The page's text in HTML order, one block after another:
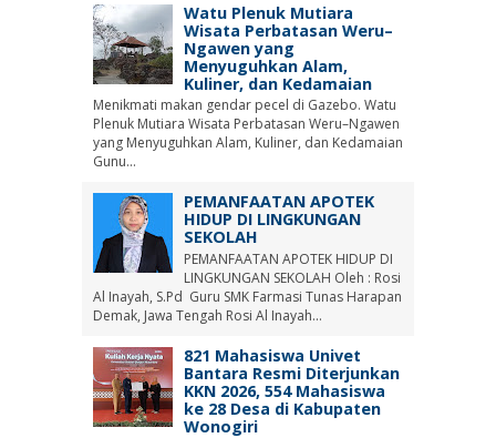
Watu Plenuk Mutiara
Wisata Perbatasan Weru–
Ngawen yang
Menyuguhkan Alam,
Kuliner, dan Kedamaian
Menikmati makan gendar pecel di Gazebo. Watu
Plenuk Mutiara Wisata Perbatasan Weru–Ngawen
yang Menyuguhkan Alam, Kuliner, dan Kedamaian
Gunu...
PEMANFAATAN APOTEK
HIDUP DI LINGKUNGAN
SEKOLAH
PEMANFAATAN APOTEK HIDUP DI
LINGKUNGAN SEKOLAH Oleh : Rosi
Al Inayah, S.Pd Guru SMK Farmasi Tunas Harapan
Demak, Jawa Tengah Rosi Al Inayah...
821 Mahasiswa Univet
Bantara Resmi Diterjunkan
KKN 2026, 554 Mahasiswa
ke 28 Desa di Kabupaten
Wonogiri